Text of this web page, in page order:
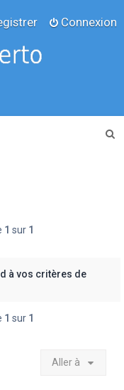
Connexion
1 sur 1
à vos critères de
1 sur 1
Aller à